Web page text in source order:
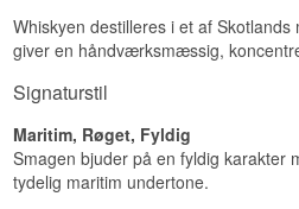
Frisk · Blød ·
til et af de
målt på
Se hele vores
Whiskyen destilleres i et af
giver en håndværksmæssig,
Signaturstil
Maritim, Røget, Fyldig
Smagen bjuder på en fyldig karakter
tydelig maritim undertone.